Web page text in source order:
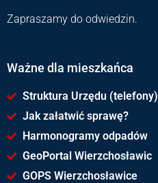
Zapraszamy do odwiedzin.
Ważne dla mieszkańca
Struktura Urzędu (telefony)
Jak załatwić sprawę?
Harmonogramy odpadów
GeoPortal Wierzchosławic
GOPS Wierzchosławice